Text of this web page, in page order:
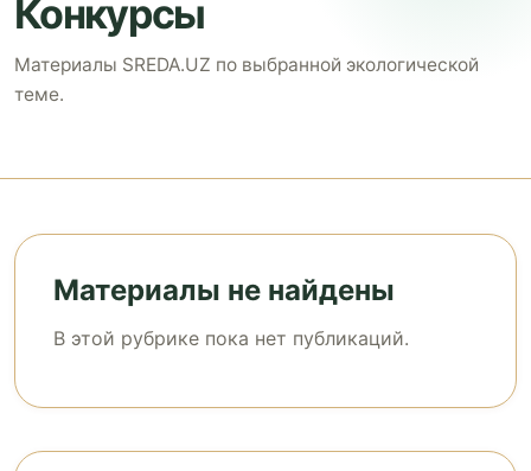
Конкурсы
Материалы SREDA.UZ по выбранной экологической
теме.
Материалы не найдены
В этой рубрике пока нет публикаций.